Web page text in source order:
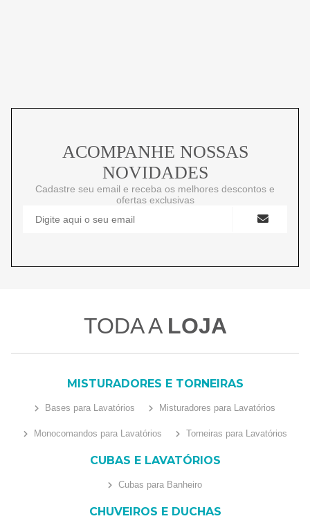
ACOMPANHE NOSSAS
NOVIDADES
Cadastre seu email e receba os melhores descontos e
ofertas exclusivas
TODA A LOJA
MISTURADORES E TORNEIRAS
Bases para Lavatórios Misturadores para Lavatórios
Monocomandos para Lavatórios Torneiras para Lavatórios
CUBAS E LAVATÓRIOS
Cubas para Banheiro
CHUVEIROS E DUCHAS